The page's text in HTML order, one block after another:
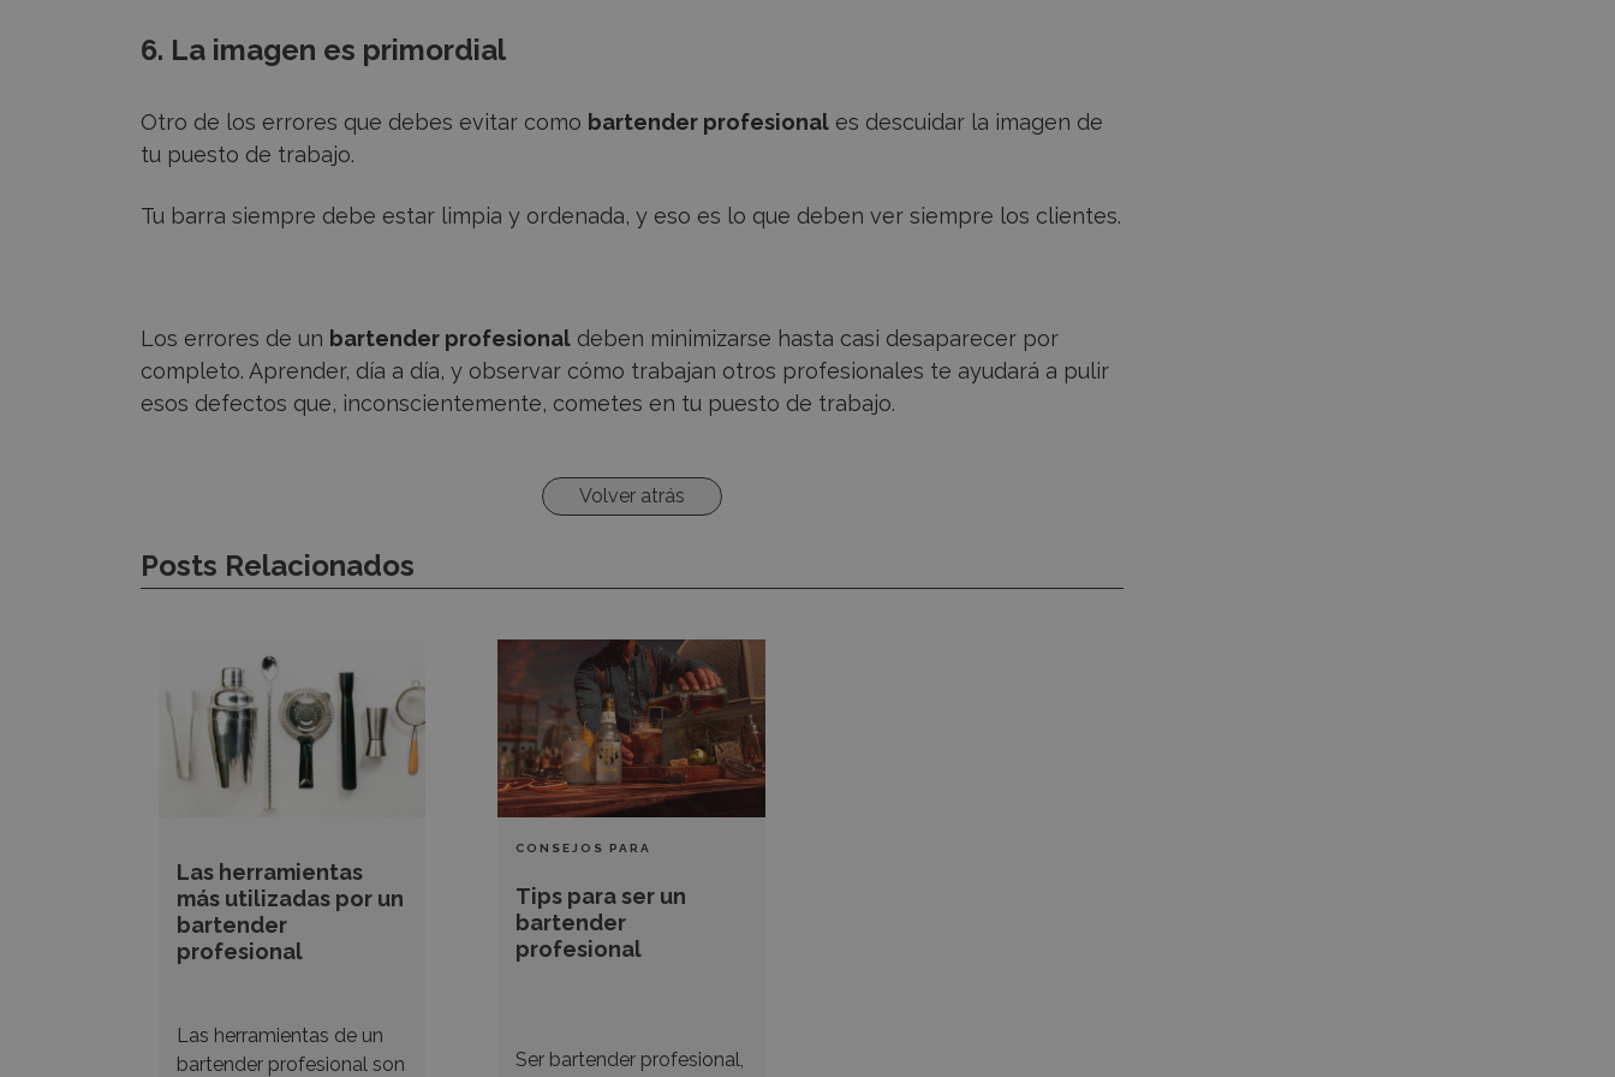
6. La imagen es primordial
Otro de los errores que debes evitar como bartender profesional es descuidar la imagen de
tu puesto de trabajo.
Tu barra siempre debe estar limpia y ordenada, y eso es lo que deben ver siempre los clientes.
Los errores de un bartender profesional deben minimizarse hasta casi desaparecer por
completo. Aprender, día a día, y observar cómo trabajan otros profesionales te ayudará a pulir
esos defectos que, inconscientemente, cometes en tu puesto de trabajo.
Volver atrás
Posts Relacionados
Las herramientas
más utilizadas por un
bartender
profesional
Las herramientas de un
bartender profesional son
herramientas
más
utilizadas
por
profesional
CONSEJOS PARA
SALA Y BARRA
Tips para ser un
bartender
profesional
Ser bartender profesional,
Tips
para
un
bartender
profesional